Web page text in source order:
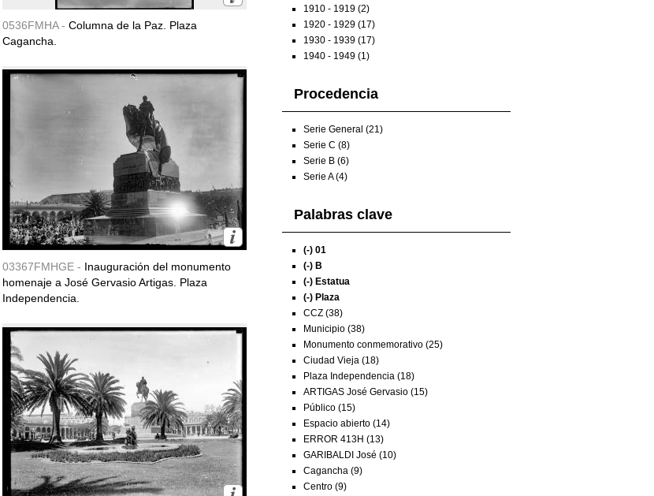
0536FMHA - Columna de la Paz. Plaza
Cagancha.
03367FMHGE - Inauguración del monumento
homenaje a José Gervasio Artigas. Plaza
Independencia.
1910 - 1919 (2)
1920 - 1929 (17)
1930 - 1939 (17)
1940 - 1949 (1)
Procedencia
Serie General (21)
Serie C (8)
Serie B (6)
Serie A (4)
Palabras clave
(-) 01
(-) B
(-) Estatua
(-) Plaza
CCZ (38)
Municipio (38)
Monumento conmemorativo (25)
Ciudad Vieja (18)
Plaza Independencia (18)
ARTIGAS José Gervasio (15)
Público (15)
Espacio abierto (14)
ERROR 413H (13)
GARIBALDI José (10)
Cagancha (9)
Centro (9)